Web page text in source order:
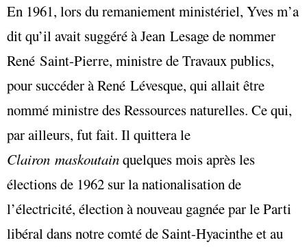
En 1961, lors du remaniement ministériel, Yves m’a
dit qu’il avait suggéré à Jean Lesage de nommer
René Saint-Pierre, ministre de Travaux publics,
pour succéder à René Lévesque, qui allait être
nommé ministre des Ressources naturelles. Ce qui,
par ailleurs, fut fait. Il quittera le
Clairon maskoutainquelques mois après les
élections de 1962 sur la nationalisation de
l’électricité, élection à nouveau gagnée par le Parti
libéral dans notre comté de Saint-Hyacinthe et au